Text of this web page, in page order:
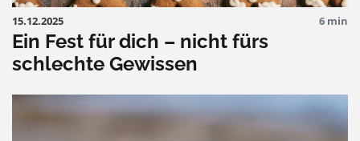
15.12.2025 6 min
Ein Fest für dich – nicht fürs
schlechte Gewissen